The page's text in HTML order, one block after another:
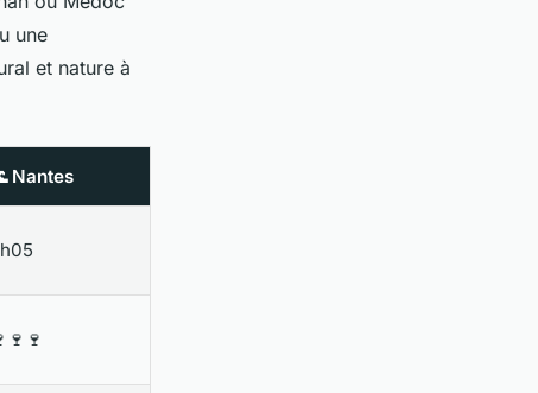
une
et nature à
Nantes